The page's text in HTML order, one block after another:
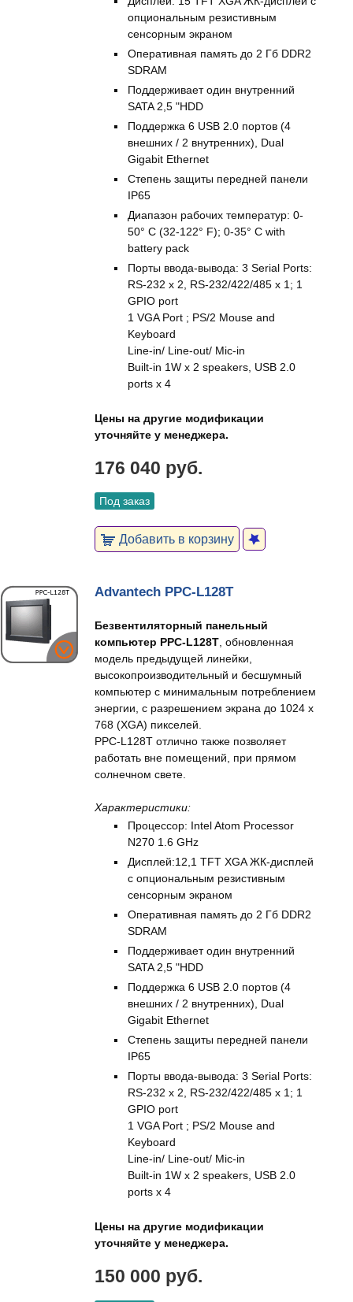
опциональным резистивным
сенсорным экраном
Оперативная память до 2 Гб DDR2
SDRAM
Поддерживает один внутренний
SATA 2,5 "HDD
Поддержка 6 USB 2.0 портов (4
внешних / 2 внутренних), Dual
Gigabit Ethernet
Степень защиты передней панели
IP65
Диапазон рабочих температур: 0-
50° C (32-122° F); 0-35° C with
battery pack
Порты ввода-вывода: 3 Serial Ports:
RS-232 x 2, RS-232/422/485 x 1; 1
GPIO port
1 VGA Port ; PS/2 Mouse and
Keyboard
Line-in/ Line-out/ Mic-in
Built-in 1W x 2 speakers, USB 2.0
ports x 4
Цены на другие модификации
уточняйте у менеджера.
176 040 руб.
Под заказ
Добавить в корзину
Advantech PPC-L128T
Безвентиляторный панельный
компьютер PPC-L128T, обновленная
модель предыдущей линейки,
высокопроизводительный и бесшумный
компьютер с минимальным потреблением
энергии, с разрешением экрана до 1024 х
768 (XGA) пикселей.
PPC-L128T отлично также позволяет
работать вне помещений, при прямом
солнечном свете.
Характеристики:
Процессор: Intel Atom Processor
N270 1.6 GHz
Дисплей:12,1 TFT XGA ЖК-дисплей
с опциональным резистивным
сенсорным экраном
Оперативная память до 2 Гб DDR2
SDRAM
Поддерживает один внутренний
SATA 2,5 "HDD
Поддержка 6 USB 2.0 портов (4
внешних / 2 внутренних), Dual
Gigabit Ethernet
Степень защиты передней панели
IP65
Порты ввода-вывода: 3 Serial Ports:
RS-232 x 2, RS-232/422/485 x 1; 1
GPIO port
1 VGA Port ; PS/2 Mouse and
Keyboard
Line-in/ Line-out/ Mic-in
Built-in 1W x 2 speakers, USB 2.0
ports x 4
Цены на другие модификации
уточняйте у менеджера.
150 000 руб.